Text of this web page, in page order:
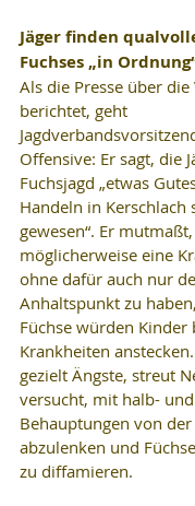
Jäger finden
Fuchses „in
Als die Presse über
berichtet, geht
Offensive: Er sagt, die
Fuchsjagd „etwas
Handeln in Kerschlach
gewesen“. Er
möglicherweise eine
ohne dafür auch nur
Anhaltspunkt zu
Füchse würden
Krankheiten
gezielt Ängste, streut
versucht, mit halb-
Behauptungen von der
abzulenken und
zu diffamieren.